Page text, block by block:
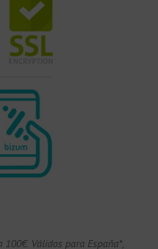
Válidos para España*,